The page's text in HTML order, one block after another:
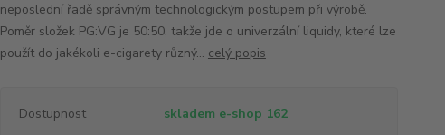
neposlední řadě správným technologickým postupem při výrobě.
Poměr složek PG:VG je 50:50, takže jde o univerzální liquidy, které lze
použít do jakékoli e-cigarety různý... celý popis
Dostupnost skladem e-shop 162